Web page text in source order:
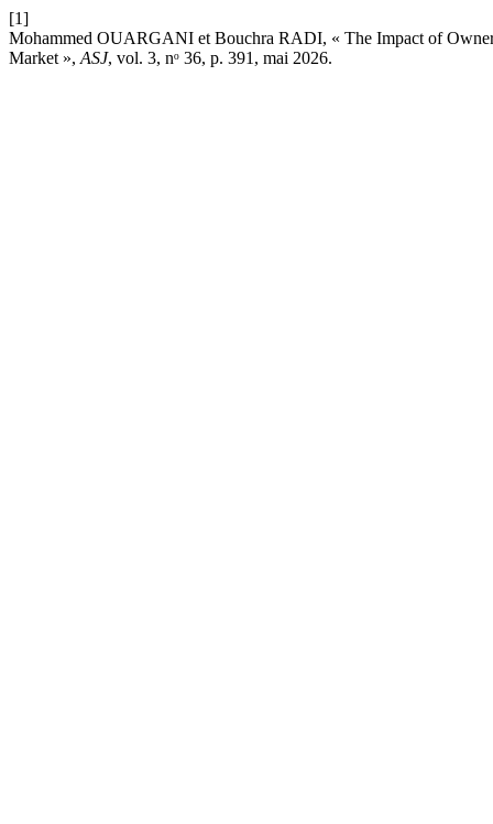
[1]
Mohammed OUARGANI et Bouchra RADI, « The Impact of
Market », ASJ, vol. 3, nᵒ 36, p. 391, mai 2026.